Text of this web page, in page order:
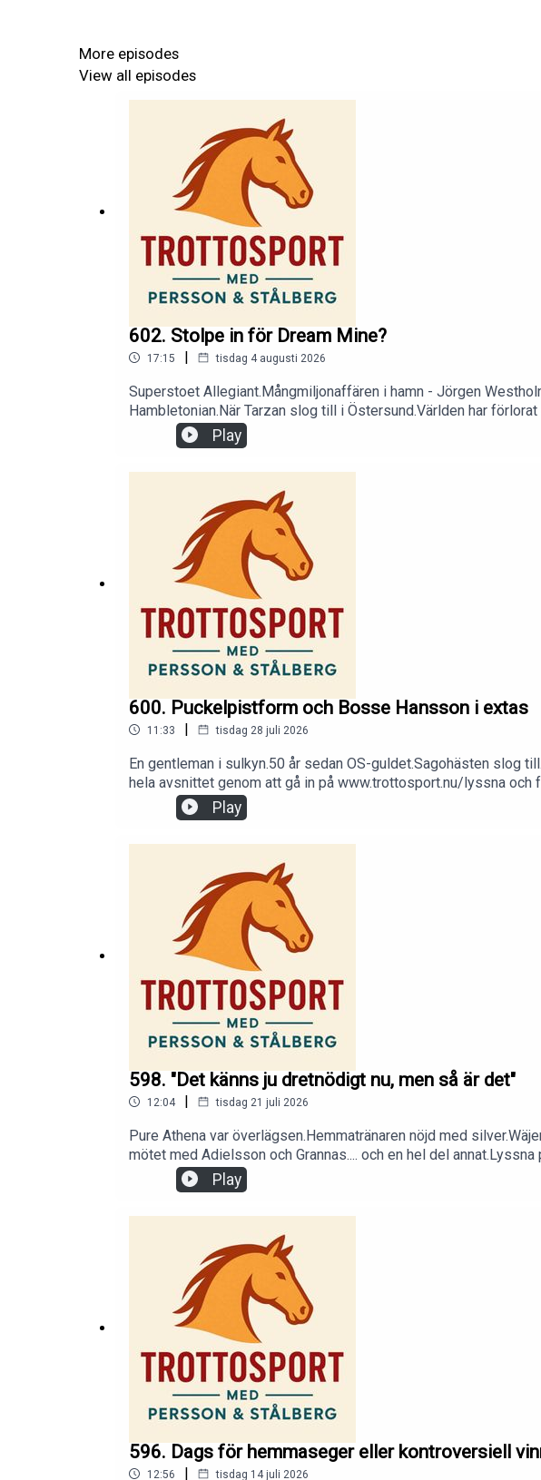
More episodes
View all episodes
602. Stolpe in för Dream Mine?
17:15 | tisdag 4 augusti 2026
Superstoet Allegiant.Mångmiljonaffären i hamn - Jörgen
Hambletonian.När Tarzan slog till i Östersund.Världen har
del annat.Lyssna på hela avsnittet genom att gå in på
Play
600. Puckelpistform och Bosse Hansson i extas
11:33 | tisdag 28 juli 2026
En gentleman i sulkyn.50 år sedan OS-guldet.Sagohästen slog
hela avsnittet genom att gå in på www.trottosport.nu/lyssna och
Play
598. "Det känns ju dretnödigt nu, men så är det"
12:04 | tisdag 21 juli 2026
Pure Athena var överlägsen.Hemmatränaren nöjd med
mötet med Adielsson och Grannas.... och en hel del
Play
596. Dags för hemmaseger eller kontroversiell
12:56 | tisdag 14 juli 2026